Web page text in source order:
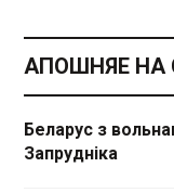
АПОШНЯЕ НА
Беларус з
Запрудніка